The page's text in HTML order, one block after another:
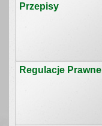
Przepisy
Regulacje Prawne